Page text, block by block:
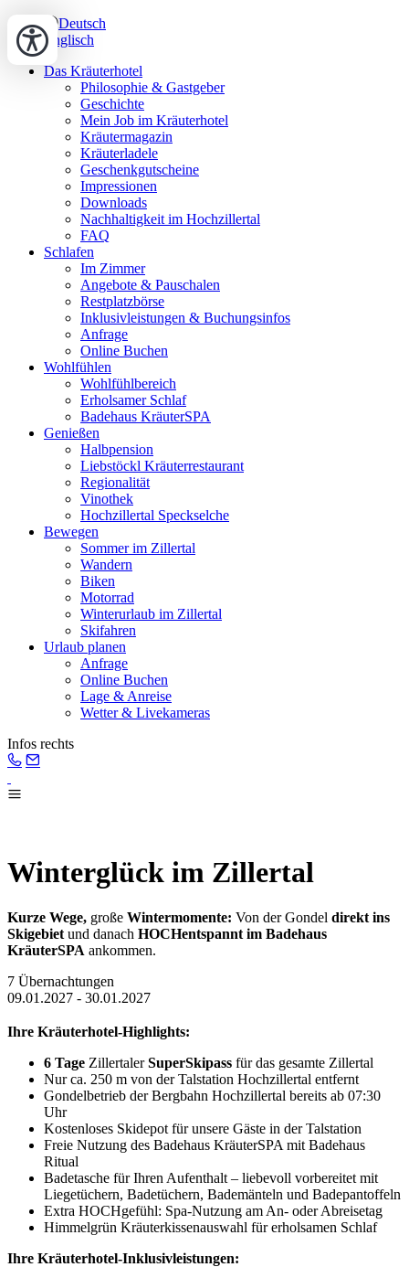
Deutsch
Englisch
Das Kräuterhotel
Philosophie & Gastgeber
Geschichte
Mein Job im Kräuterhotel
Kräutermagazin
Kräuterladele
Geschenkgutscheine
Impressionen
Downloads
Nachhaltigkeit im Hochzillertal
FAQ
Schlafen
Im Zimmer
Angebote & Pauschalen
Restplatzbörse
Inklusivleistungen & Buchungsinfos
Anfrage
Online Buchen
Wohlfühlen
Wohlfühlbereich
Erholsamer Schlaf
Badehaus KräuterSPA
Genießen
Halbpension
Liebstöckl Kräuterrestaurant
Regionalität
Vinothek
Hochzillertal Speckselche
Bewegen
Sommer im Zillertal
Wandern
Biken
Motorrad
Winterurlaub im Zillertal
Skifahren
Urlaub planen
Anfrage
Online Buchen
Lage & Anreise
Wetter & Livekameras
Infos rechts
Winterglück im Zillertal
Kurze Wege, große Wintermomente: Von der Gondel direkt ins
Skigebiet und danach HOCHentspannt im Badehaus
KräuterSPA ankommen.
7 Übernachtungen
09.01.2027 - 30.01.2027
Ihre Kräuterhotel-Highlights:
6 Tage ZillertalerSuperSkipass für das gesamte Zillertal
Nur ca. 250 m von der Talstation Hochzillertal entfernt
Gondelbetrieb der Bergbahn Hochzillertal bereits ab 07:30
Uhr
Kostenloses Skidepot für unsere Gäste in der Talstation
Freie Nutzung des Badehaus KräuterSPA mit Badehaus
Ritual
Badetasche für Ihren Aufenthalt – liebevoll vorbereitet mit
Liegetüchern, Badetüchern, Bademänteln und Badepantoffeln
Extra HOCHgefühl: Spa-Nutzung am An- oder Abreisetag
Himmelgrün Kräuterkissenauswahl für erholsamen Schlaf
Ihre Kräuterhotel-Inklusivleistungen: